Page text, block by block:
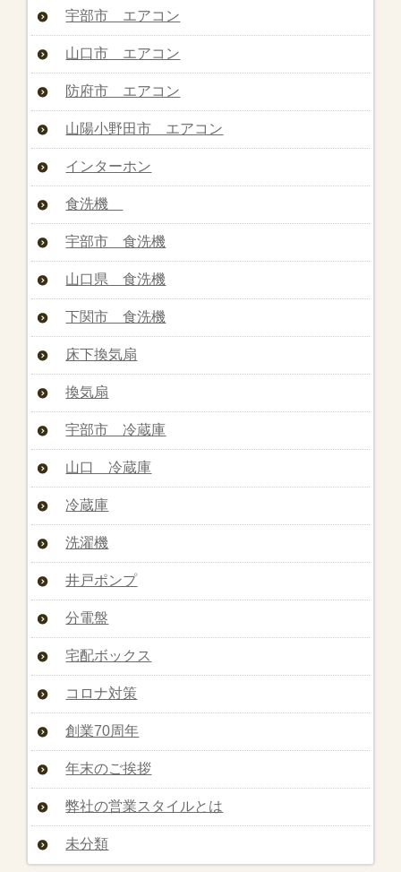
宇部市 エアコン
山口市 エアコン
防府市 エアコン
山陽小野田市 エアコン
インターホン
食洗機
宇部市 食洗機
山口県 食洗機
下関市 食洗機
床下換気扇
換気扇
宇部市 冷蔵庫
山口 冷蔵庫
冷蔵庫
洗濯機
井戸ポンプ
分電盤
宅配ボックス
コロナ対策
創業70周年
年末のご挨拶
弊社の営業スタイルとは
未分類